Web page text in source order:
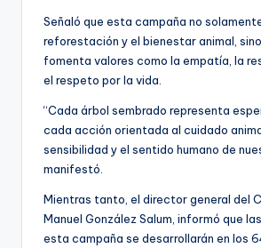
Señaló que esta campaña no
reforestación y el bienestar animal,
fomenta valores como la empatía, la
el respeto por la vida.
“Cada árbol sembrado representa
cada acción orientada al cuidado
sensibilidad y el sentido humano de
manifestó.
Mientras tanto, el director general del
Manuel González Salum, informó que
esta campaña se desarrollarán en los